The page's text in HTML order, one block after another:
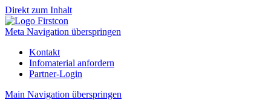
Direkt zum Inhalt
Meta Navigation überspringen
Kontakt
Infomaterial anfordern
Partner-Login
Main Navigation überspringen